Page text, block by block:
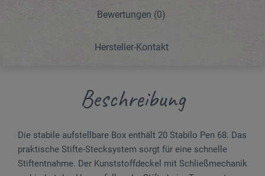
Bewertungen (0)
Hersteller-Kontakt
Beschreibung
Die stabile aufstellbare Box enthält 20 Stabilo Pen 68. Das
praktische Stifte-Stecksystem sorgt für eine schnelle
Stiftentnahme. Der Kunststoffdeckel mit Schließmechanik